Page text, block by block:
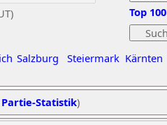
Salzburg Steiermark Kärnten
Top 100
Statistik)